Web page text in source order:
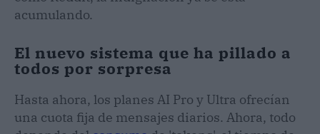
acumulando.
El nuevo sistema que ha pillado a
todos por sorpresa
Hasta ahora, los planes AI Pro y Ultra ofrecían
una cuota fija de mensajes diarios. Ahora, todo